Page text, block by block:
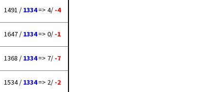
1491 / 1334=> 4/ -4
1647 / 1334=> 0/ -1
1368 / 1334=> 7/ -7
1534 / 1334=> 2/ -2